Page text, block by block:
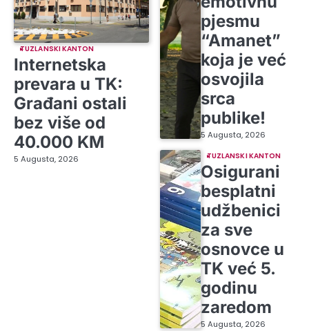
TUZLANSKI KANTON
Internetska
prevara u TK:
Građani ostali
bez više od
40.000 KM
5 Augusta, 2026
pjesmu
“Amanet”
koja je već
osvojila
srca
publike!
5 Augusta, 2026
TUZLANSKI KANTON
Osigurani
besplatni
udžbenici
za sve
osnovce u
TK već 5.
godinu
zaredom
5 Augusta, 2026